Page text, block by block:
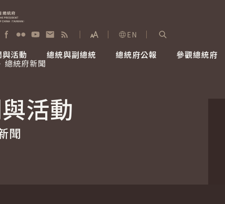
展開字級選單
EN
會
活動 總統與副總統 總統府公報 參觀總統府
總統府新聞
活動
聞